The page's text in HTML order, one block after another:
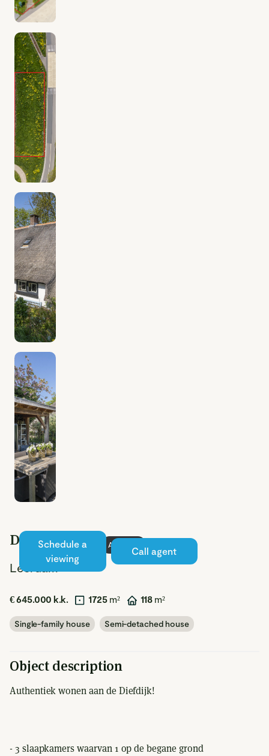
Schedule a
viewing
Call agent
Diefdijk 44 b Available
Leerdam
€ 645.000 k.k. 1725m² 118m²
Single-family house Semi-detached house
Object description
Authentiek wonen aan de Diefdijk!
- 3 slaapkamers waarvan 1 op de begane grond